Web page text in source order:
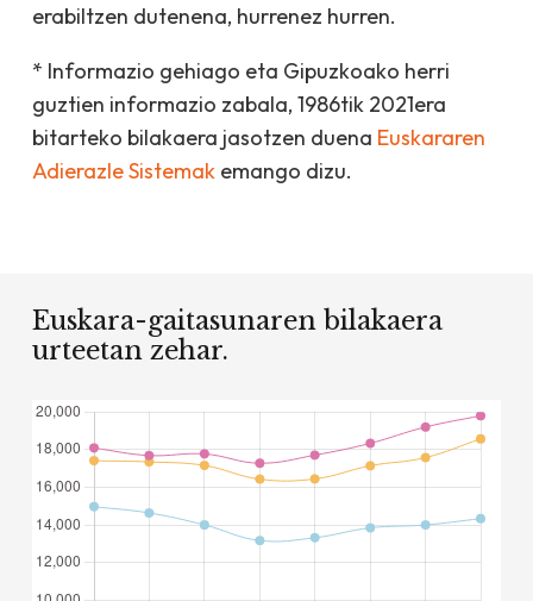
erabiltzen dutenena, hurrenez hurren.
* Informazio gehiago eta Gipuzkoako herri
guztien informazio zabala, 1986tik 2021era
bitarteko bilakaera jasotzen duena Euskararen
Adierazle Sistemak emango dizu.
Euskara-gaitasunaren bilakaera
urteetan zehar.